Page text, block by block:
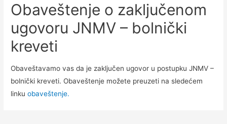
Obaveštenje o zaključenom
ugovoru JNMV – bolnički
kreveti
Obaveštavamo vas da je zaključen ugovor u postupku JNMV –
bolnički kreveti. Obaveštenje možete preuzeti na sledećem
linkuobaveštenje.